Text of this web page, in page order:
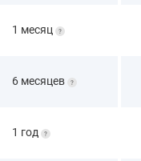
1 месяц
6 месяцев
1 год